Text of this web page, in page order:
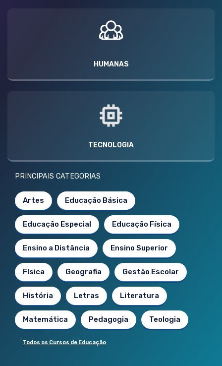
HUMANAS
TECNOLOGIA
PRINCIPAIS CATEGORIAS
Artes Educação Básica
Educação Especial Educação Física
Ensino a Distância Ensino Superior
Física Geografia Gestão Escolar
História Letras Literatura
Matemática Pedagogia Teologia
Todos os Cursos de Educação